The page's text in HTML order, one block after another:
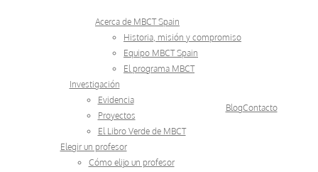
Acerca de MBCT Spain
Historia, misión y compromiso
Equipo MBCT Spain
El programa MBCT
Investigación
Evidencia
Proyectos
El Libro Verde de MBCT
BlogContacto
Elegir un profesor
Cómo elijo un profesor